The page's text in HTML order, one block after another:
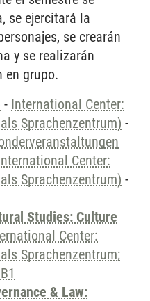
se ejercitará la
se crearán
y se realizarán
en grupo.
- International Center:
Sprachenzentrum) -
Center:
Sprachenzentrum) -
Studies: Culture
Center:
Sprachenzentrum;
& Law: